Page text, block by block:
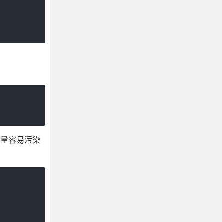
容易污染